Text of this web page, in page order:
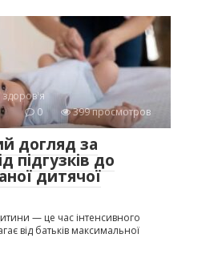
здоров'я
0
399 просмотров
догляд за
підгузків до
дитячої
— це час інтенсивного
від батьків максимальної